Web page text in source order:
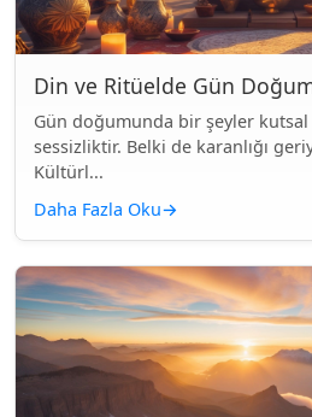
Din ve Ritüelde Gün
Gün doğumunda bir şeyler
sessizliktir. Belki de karanlığı
Kültürl...
Daha Fazla Oku→